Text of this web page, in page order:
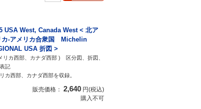
USA West, Canada West < 北ア
カ-アメリカ合衆国 Michelin
USA 折図 >
リカ西部、カナダ西部 ) 区分図、折図、
記
カ西部、カナダ西部を収録。
販売価格： 2,640 円(税込)
購入不可